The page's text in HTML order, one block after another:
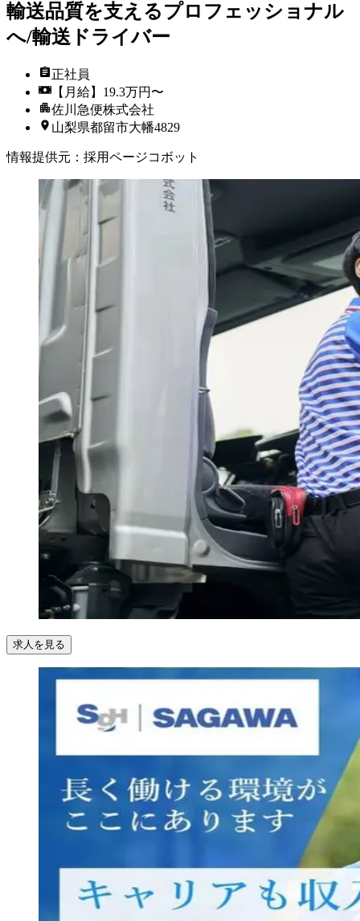
輸送品質を支えるプロフェッショナル
へ/輸送ドライバー
正社員
【月給】19.3万円〜
佐川急便株式会社
山梨県都留市大幡4829
情報提供元 ： 採用ページコボット
求人を見る